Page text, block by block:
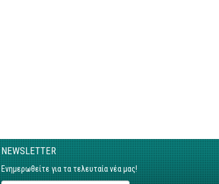
NEWSLETTER
Ενημερωθείτε για τα τελευταία νέα μας!